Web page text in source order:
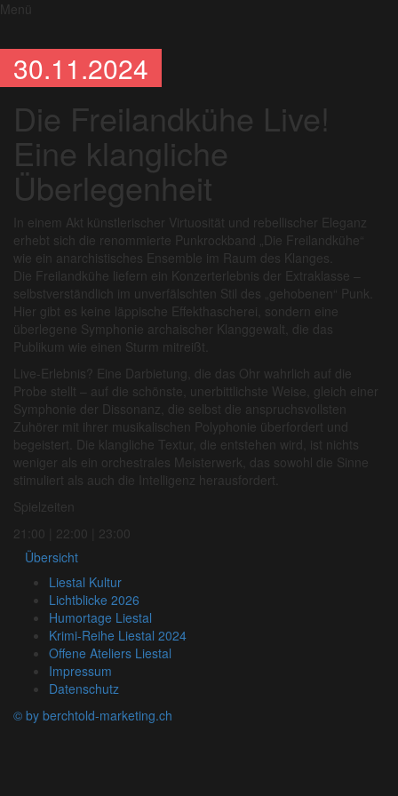
Menü
30.11.2024
Die Freilandkühe Live!
Eine klangliche
Überlegenheit
In einem Akt künstlerischer Virtuosität und rebellischer Eleganz
erhebt sich die renommierte Punkrockband „Die Freilandkühe“
wie ein anarchistisches Ensemble im Raum des Klanges.
Die Freilandkühe liefern ein Konzerterlebnis der Extraklasse –
selbstverständlich im unverfälschten Stil des „gehobenen“ Punk.
Hier gibt es keine läppische Effekthascherei, sondern eine
überlegene Symphonie archaischer Klanggewalt, die das
Publikum wie einen Sturm mitreißt.
Live-Erlebnis? Eine Darbietung, die das Ohr wahrlich auf die
Probe stellt – auf die schönste, unerbittlichste Weise, gleich einer
Symphonie der Dissonanz, die selbst die anspruchsvollsten
Zuhörer mit ihrer musikalischen Polyphonie überfordert und
begeistert. Die klangliche Textur, die entstehen wird, ist nichts
weniger als ein orchestrales Meisterwerk, das sowohl die Sinne
stimuliert als auch die Intelligenz herausfordert.
Spielzeiten
21:00 | 22:00 | 23:00
Übersicht
Liestal Kultur
Lichtblicke 2026
Humortage Liestal
Krimi-Reihe Liestal 2024
Offene Ateliers Liestal
Impressum
Datenschutz
© by berchtold-marketing.ch